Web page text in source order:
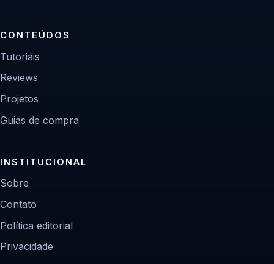
CONTEÚDOS
Tutoriais
Reviews
Projetos
Guias de compra
INSTITUCIONAL
Sobre
Contato
Política editorial
Privacidade